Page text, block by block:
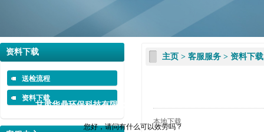
资料下载
送检流程
资料下载
主页 > 客服服务 > 资料下载
本地下载
甘肃华鼎环保科技有限公司
您好，请问有什么可以效劳吗？